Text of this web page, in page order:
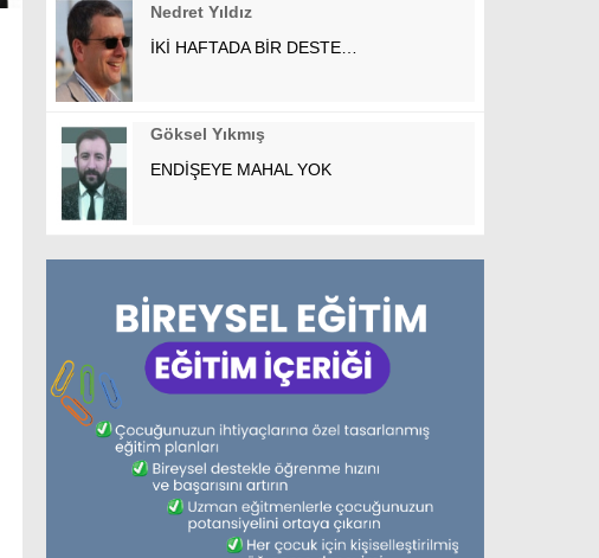
Nedret Yıldız
İKİ HAFTADA BİR DESTE…
Göksel Yıkmış
ENDİŞEYE MAHAL YOK